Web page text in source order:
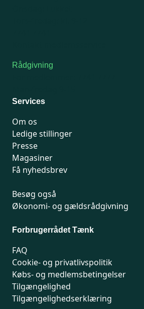
Rådgivning
Services
Om os
Ledige stillinger
Presse
Magasiner
Få nyhedsbrev
Besøg også
Økonomi- og gældsrådgivning
Forbrugerrådet Tænk
FAQ
Cookie- og privatlivspolitik
Købs- og medlemsbetingelser
Tilgængelighed
Tilgængelighedserklæring